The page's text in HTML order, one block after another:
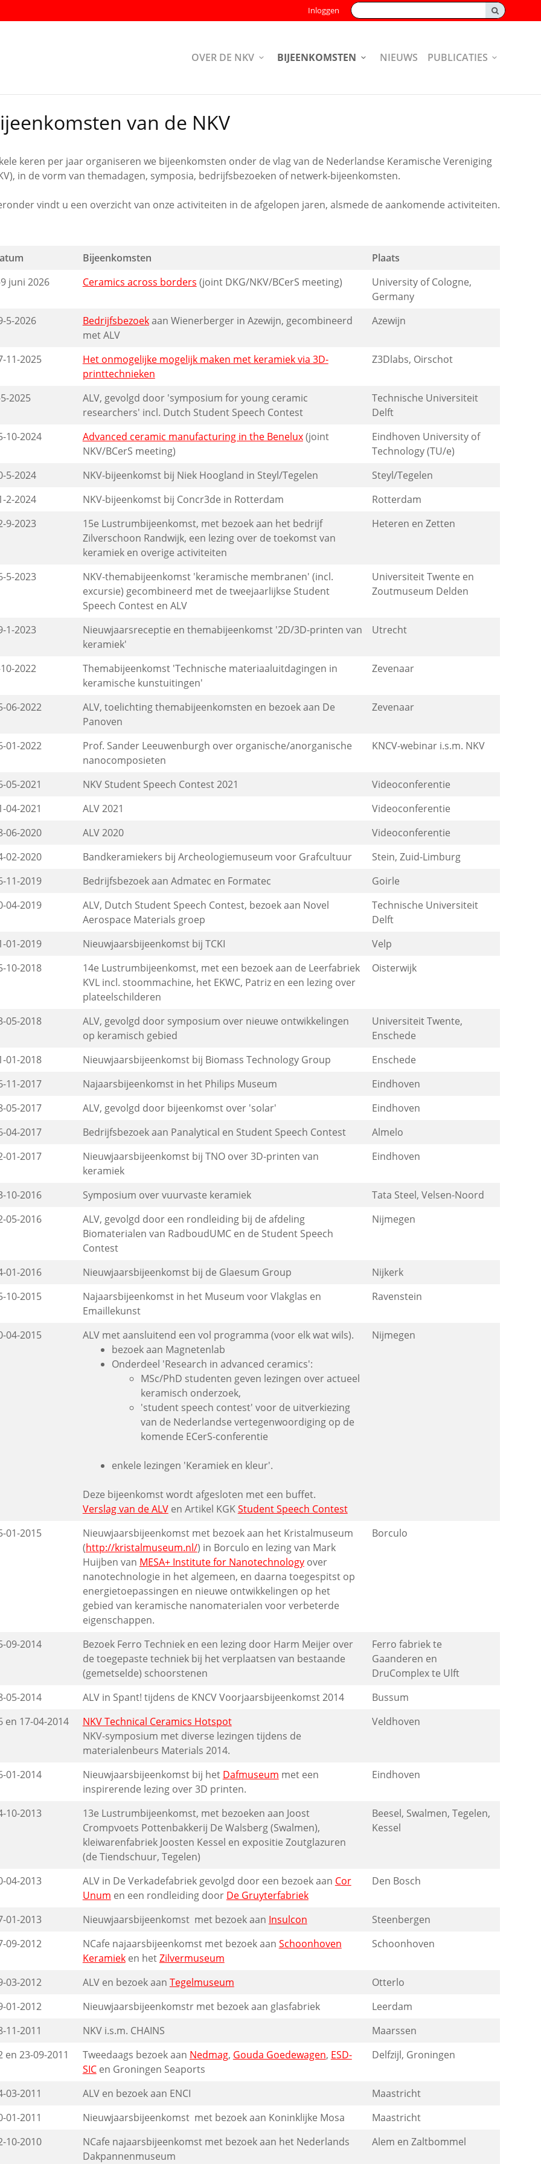
Zoeken:
Inloggen
OVER DE NKV BIJEENKOMSTEN NIEUWS PUBLICATIES
van de NKV
keren per jaar organiseren we bijeenkomsten onder de vlag van de Nederlandse Keramische Vereniging
in de vorm van themadagen, symposia, bedrijfsbezoeken of netwerk-bijeenkomsten.
vindt u een overzicht van onze activiteiten in de afgelopen jaren, alsmede de aankomende activiteiten.
Bijeenkomsten
Plaats
juni 2026
Ceramics across borders (joint DKG/NKV/BCerS meeting)
University of Cologne,
Germany
5-2026
Bedrijfsbezoekaan Wienerberger in Azewijn, gecombineerd
met ALV
Azewijn
11-2025
Het onmogelijke mogelijk maken met keramiek via 3D-
printtechnieken
Z3Dlabs, Oirschot
2025
ALV, gevolgd door 'symposium for young ceramic
researchers' incl. Dutch Student Speech Contest
Technische Universiteit
Delft
10-2024
Advanced ceramic manufacturing in the Benelux(joint
NKV/BCerS meeting)
Eindhoven University of
Technology (TU/e)
5-2024
NKV-bijeenkomst bij Niek Hoogland in Steyl/Tegelen
Steyl/Tegelen
2-2024
NKV-bijeenkomst bij Concr3de in Rotterdam
Rotterdam
9-2023
15e Lustrumbijeenkomst, met bezoek aan het bedrijf
Zilverschoon Randwijk, een lezing over de toekomst van
keramiek en overige activiteiten
Heteren en Zetten
5-2023
NKV-themabijeenkomst 'keramische membranen' (incl.
excursie) gecombineerd met de tweejaarlijkse Student
Speech Contest en ALV
Universiteit Twente en
Zoutmuseum Delden
1-2023
Nieuwjaarsreceptie en themabijeenkomst '2D/3D-printen van
keramiek'
Utrecht
2022
Themabijeenkomst 'Technische materiaaluitdagingen in
keramische kunstuitingen'
Zevenaar
06-2022
ALV, toelichting themabijeenkomsten en bezoek aan De
Panoven
Zevenaar
01-2022
Prof. Sander Leeuwenburgh over organische/anorganische
nanocomposieten
KNCV-webinar i.s.m. NKV
05-2021 NKV Student Speech Contest 2021
Videoconferentie
04-2021
ALV 2021
Videoconferentie
06-2020
ALV 2020
Videoconferentie
02-2020
Bandkeramiekers bij Archeologiemuseum voor Grafcultuur
Stein, Zuid-Limburg
11-2019
Bedrijfsbezoek aan Admatec en Formatec
Goirle
04-2019
ALV, Dutch Student Speech Contest, bezoek aan Novel
Aerospace Materials groep
Technische Universiteit
Delft
01-2019
Nieuwjaarsbijeenkomst bij TCKI
Velp
10-2018
14e Lustrumbijeenkomst, met een bezoek aan de Leerfabriek
KVL incl. stoommachine, het EKWC, Patriz en een lezing over
plateelschilderen
Oisterwijk
05-2018
ALV, gevolgd door symposium over nieuwe ontwikkelingen
op keramisch gebied
Universiteit Twente,
Enschede
01-2018
Nieuwjaarsbijeenkomst bij Biomass Technology Group
Enschede
11-2017
Najaarsbijeenkomst in het Philips Museum
Eindhoven
05-2017
ALV, gevolgd door bijeenkomst over 'solar'
Eindhoven
04-2017
Bedrijfsbezoek aan Panalytical en Student Speech Contest
Almelo
01-2017
Nieuwjaarsbijeenkomst bij TNO over 3D-printen van
keramiek
Eindhoven
10-2016 Symposium over vuurvaste keramiek
Tata Steel, Velsen-Noord
05-2016
ALV, gevolgd door een rondleiding bij de afdeling
Biomaterialen van RadboudUMC en de Student Speech
Contest
Nijmegen
01-2016 Nieuwjaarsbijeenkomst bij de Glaesum Group
Nijkerk
10-2015
Najaarsbijeenkomst in het Museum voor Vlakglas en
Emaillekunst
Ravenstein
04-2015
ALV met aansluitend een vol programma (voor elk wat wils).
bezoek aan Magnetenlab
Onderdeel 'Research in advanced ceramics':
MSc/PhD studenten geven lezingen over actueel
keramisch onderzoek,
'student speech contest' voor de uitverkiezing
van de Nederlandse vertegenwoordiging op de
komende ECerS-conferentie
enkele lezingen 'Keramiek en kleur'.
Deze bijeenkomst wordt afgesloten met een buffet.
Verslag van de ALVen Artikel KGKStudent Speech Contest
Nijmegen
01-2015
Nieuwjaarsbijeenkomst met bezoek aan het Kristalmuseum
(http://kristalmuseum.nl/) in Borculo en lezing van Mark
Huijben van MESA+ Institute for Nanotechnologyover
nanotechnologie in het algemeen, en daarna toegespitst op
energietoepassingen en nieuwe ontwikkelingen op het
gebied van keramische nanomaterialen voor verbeterde
eigenschappen.
Borculo
09-2014
Bezoek Ferro Techniek en een lezing door Harm Meijer over
de toegepaste techniek bij het verplaatsen van bestaande
(gemetselde) schoorstenen
Ferro fabriek te
Gaanderen en
DruComplex te Ulft
05-2014
ALV in Spant! tijdens de KNCV Voorjaarsbijeenkomst 2014
Bussum
en 17-04-2014
NKV Technical Ceramics Hotspot
NKV-symposium met diverse lezingen tijdens de
materialenbeurs Materials 2014.
Veldhoven
01-2014 Nieuwjaarsbijeenkomst bij het Dafmuseum met een
inspirerende lezing over 3D printen.
Eindhoven
10-2013
13e Lustrumbijeenkomst, met bezoeken aan Joost
Crompvoets Pottenbakkerij De Walsberg (Swalmen),
kleiwarenfabriek Joosten Kessel en expositie Zoutglazuren
(de Tiendschuur, Tegelen)
Beesel, Swalmen, Tegelen,
Kessel
04-2013 ALV in De Verkadefabriek gevolgd door een bezoek aan Cor
Unum en een rondleiding door De Gruyterfabriek
Den Bosch
01-2013 Nieuwjaarsbijeenkomst met bezoek aan Insulcon
Steenbergen
09-2012
NCafe najaarsbijeenkomst met bezoek aan Schoonhoven
Keramieken hetZilvermuseum
Schoonhoven
03-2012 ALV en bezoek aan Tegelmuseum
Otterlo
01-2012
Nieuwjaarsbijeenkomstr met bezoek aan glasfabriek
Leerdam
11-2011
NKV i.s.m. CHAINS
Maarssen
en 23-09-2011
Tweedaags bezoek aan Nedmag, Gouda Goedewagen, ESD-
SICen Groningen Seaports
Delfzijl, Groningen
03-2011 ALV en bezoek aan ENCI
Maastricht
01-2011
Nieuwjaarsbijeenkomst met bezoek aan Koninklijke Mosa
Maastricht
10-2010
NCafe najaarsbijeenkomst met bezoek aan het Nederlands
Dakpannenmuseum
Alem en Zaltbommel